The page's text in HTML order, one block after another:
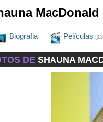
MacDonald
Biografia Películas
DE SHAUNA